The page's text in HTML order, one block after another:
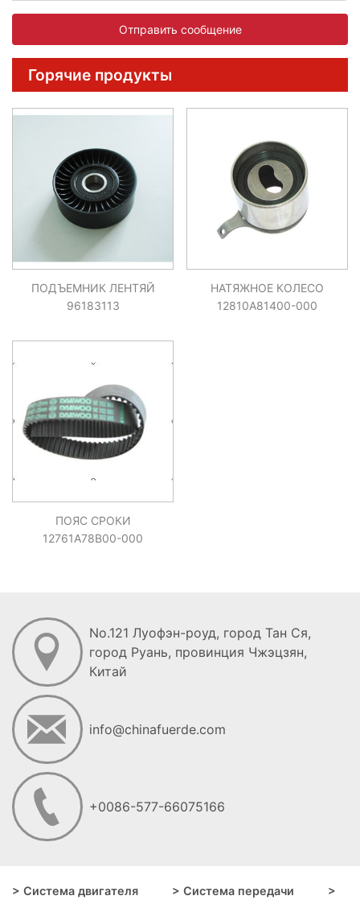
Отправить сообщение
Горячие продукты
ПОДЪЕМНИК ЛЕНТЯЙ
96183113
НАТЯЖНОЕ КОЛЕСО
12810A81400-000
ПОЯС СРОКИ
12761A78B00-000
No.121 Луофэн-роуд, город Тан Ся,
город Руань, провинция Чжэцзян,
Китай
info@chinafuerde.com
+0086-577-66075166
> Система двигателя > Система передачи
>